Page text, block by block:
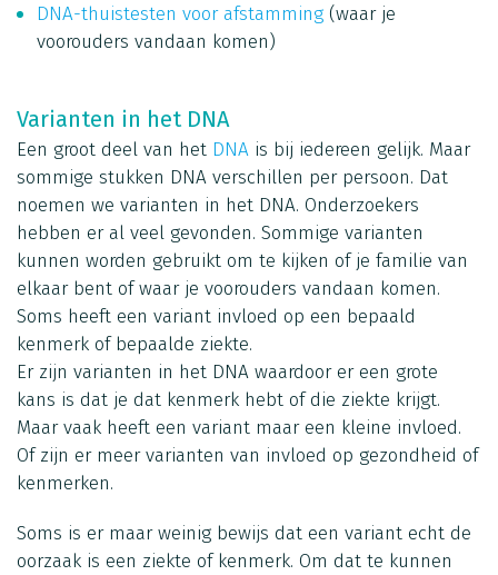
DNA-thuistesten voor afstamming (waar je
voorouders vandaan komen)
Varianten in het DNA
Een groot deel van het DNA is bij iedereen gelijk. Maar
sommige stukken DNA verschillen per persoon. Dat
noemen we varianten in het DNA. Onderzoekers
hebben er al veel gevonden. Sommige varianten
kunnen worden gebruikt om te kijken of je familie van
elkaar bent of waar je voorouders vandaan komen.
Soms heeft een variant invloed op een bepaald
kenmerk of bepaalde ziekte.
Er zijn varianten in het DNA waardoor er een grote
kans is dat je dat kenmerk hebt of die ziekte krijgt.
Maar vaak heeft een variant maar een kleine invloed.
Of zijn er meer varianten van invloed op gezondheid of
kenmerken.
Soms is er maar weinig bewijs dat een variant echt de
oorzaak is een ziekte of kenmerk. Om dat te kunnen